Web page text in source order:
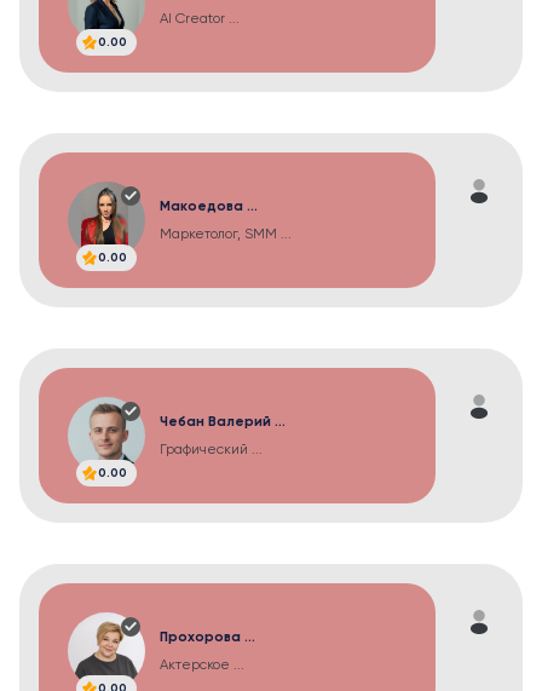
0.00
AI Creator ...
0.00
Макоедова ...
Маркетолог, SMM ...
0.00
Чебан Валерий ...
Графический ...
0.00
Прохорова ...
Актерское ...